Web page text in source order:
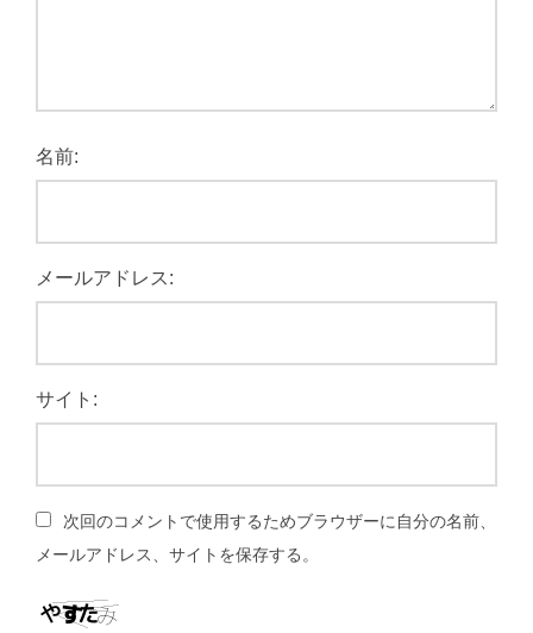
名前:
メールアドレス:
サイト:
次回のコメントで使用するためブラウザーに自分の名前、
メールアドレス、サイトを保存する。